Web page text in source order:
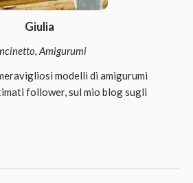
Giulia
Amigurumi
modelli di amigurumi
follower, sul mio blog sugli